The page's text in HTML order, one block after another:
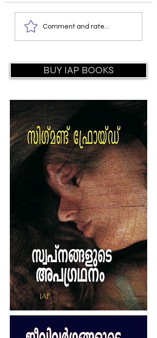
Comment and rate...
BUY IAP BOOKS